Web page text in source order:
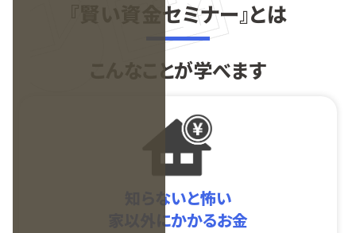
『賢い資金セミナー』とは
こんなことが学べます
知らないと怖い
家以外にかかるお金